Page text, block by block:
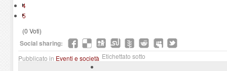
4
5
(0 Voti)
Social sharing:
Pubblicato in Eventi e società Etichettato sotto